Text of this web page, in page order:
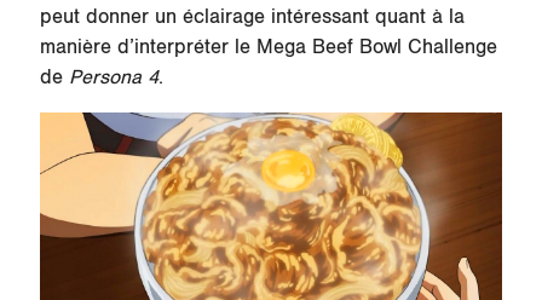
peut donner un éclairage intéressant quant à la
manière d’interpréter le Mega Beef Bowl Challenge
de Persona 4.